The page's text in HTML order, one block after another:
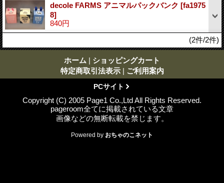
decole FARMS アニマルパックバンク [fa1975
8]
840円
(2件/2件)
ホーム | ショッピングカート
特定商取引法表示 | ご利用案内
PCサイト
Copyright (C) 2005 Page1 Co.,Ltd All Rights Reserved.
pageroom全てに掲載されている文章
画像などの無断転載を禁じます。
Powered by おちゃのこネット